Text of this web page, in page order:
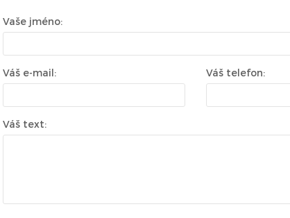
Vaše jméno:
Váš e-mail: Váš telefon:
Váš text: